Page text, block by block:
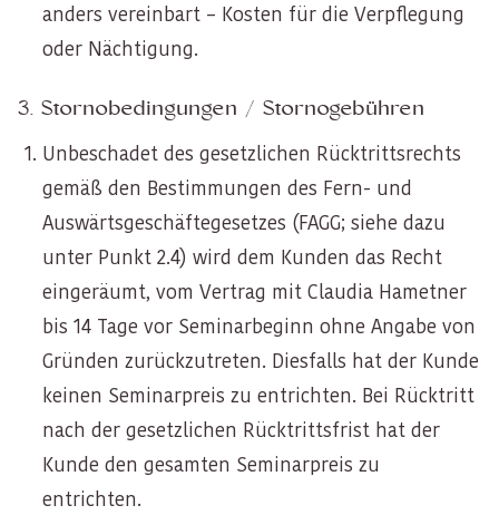
anders vereinbart – Kosten für die Verpflegung
oder Nächtigung.
3. Stornobedingungen / Stornogebühren
Unbeschadet des gesetzlichen Rücktrittsrechts
gemäß den Bestimmungen des Fern- und
Auswärtsgeschäftegesetzes (FAGG; siehe dazu
unter Punkt 2.4) wird dem Kunden das Recht
eingeräumt, vom Vertrag mit Claudia Hametner
bis 14 Tage vor Seminarbeginn ohne Angabe von
Gründen zurückzutreten. Diesfalls hat der Kunde
keinen Seminarpreis zu entrichten. Bei Rücktritt
nach der gesetzlichen Rücktrittsfrist hat der
Kunde den gesamten Seminarpreis zu
entrichten.